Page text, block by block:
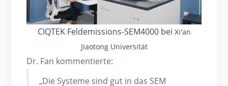
CIQTEK Feldemissions-SEM4000 bei Xi'an
Jiaotong Universität
Dr. Fan kommentierte:
„Die Systeme sind gut in das SEM